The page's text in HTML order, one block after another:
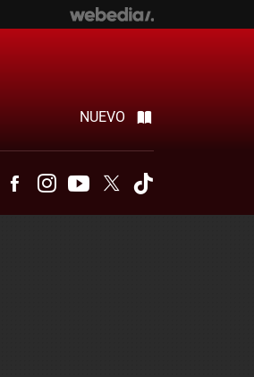
NUEVO
TelegramFacebookInstagramYoutubeTwitter